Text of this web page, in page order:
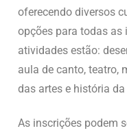
oferecendo diversos
opções para todas as
atividades estão:
aula de canto, teatro,
das artes e história
As inscrições podem